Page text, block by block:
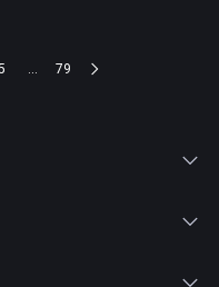
... 79